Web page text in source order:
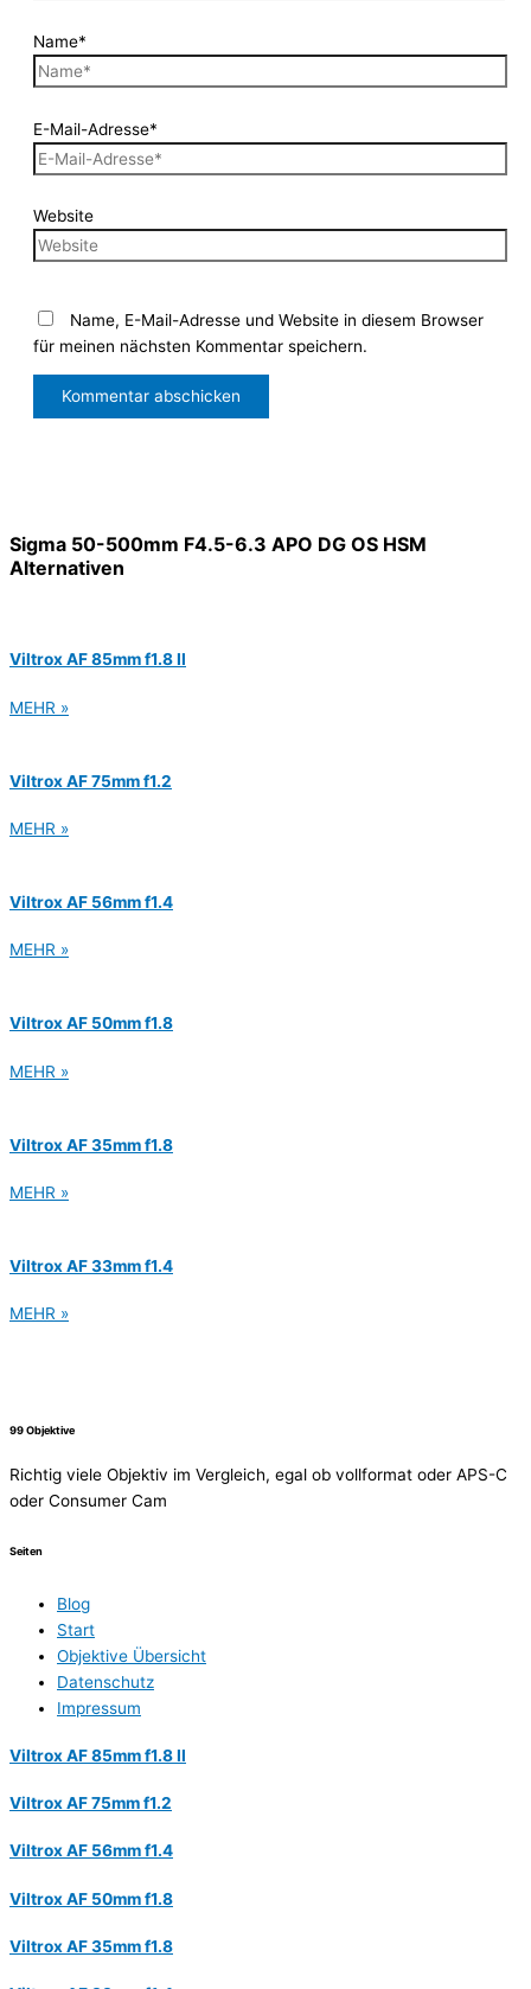
Name*
E-Mail-Adresse*
Website
Name, E-Mail-Adresse und Website in diesem Browser
für meinen nächsten Kommentar speichern.
Sigma 50-500mm F4.5-6.3 APO DG OS HSM
Alternativen
Viltrox AF 85mm f1.8 II
MEHR »
Viltrox AF 75mm f1.2
MEHR »
Viltrox AF 56mm f1.4
MEHR »
Viltrox AF 50mm f1.8
MEHR »
Viltrox AF 35mm f1.8
MEHR »
Viltrox AF 33mm f1.4
MEHR »
99 Objektive
Richtig viele Objektiv im Vergleich, egal ob vollformat oder APS-C
oder Consumer Cam
Seiten
Blog
Start
Objektive Übersicht
Datenschutz
Impressum
Viltrox AF 85mm f1.8 II
Viltrox AF 75mm f1.2
Viltrox AF 56mm f1.4
Viltrox AF 50mm f1.8
Viltrox AF 35mm f1.8